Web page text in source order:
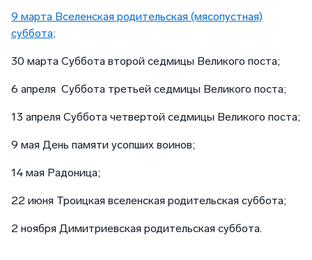
9 марта Вселенская родительская (мясопустная)
суббота;
30 марта Суббота второй седмицы Великого поста;
6 апреля Суббота третьей седмицы Великого поста;
13 апреля Суббота четвертой седмицы Великого поста;
9 мая День памяти усопших воинов;
14 мая Радоница;
22 июня Троицкая вселенская родительская суббота;
2 ноября Димитриевская родительская суббота.